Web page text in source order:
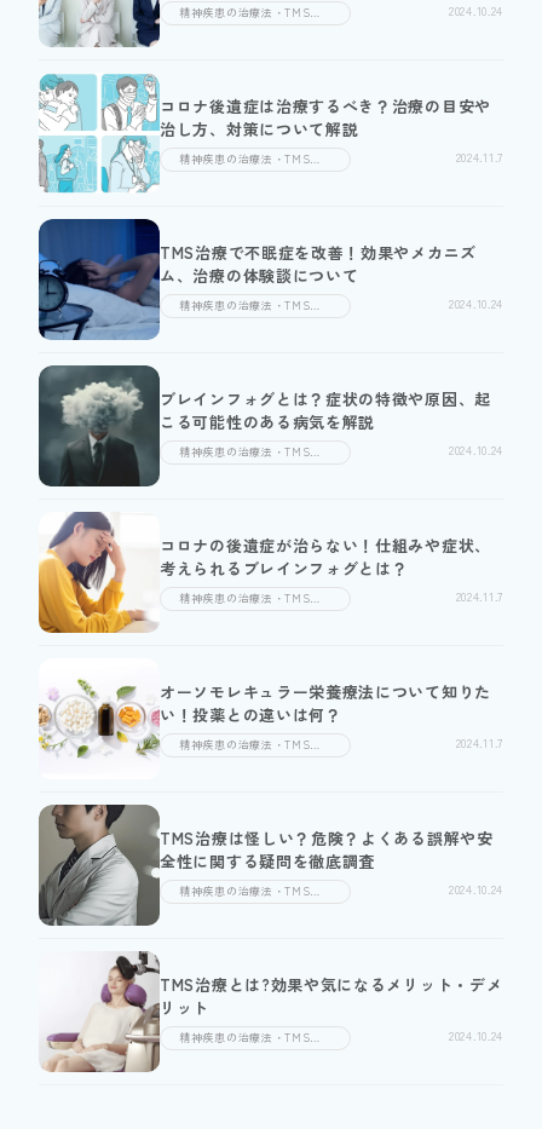
適用条件があるため、保険適用での治療はなかなか受けられないのが現
状です。
身体を傷つけず副作用も少ない治療方法のため、近年では薬物治療に抵
抗のある方や薬物治療を受けても効果のなかった方にも選ばれる選択肢
の一つとなっています。ぜひ、本コラムを参考にしてみてください。
精神疾患の治療法・TMS治
療
2024.10.24
コロナ後遺症は治療するべき？治療の目安や
治し方、対策について解説
精神疾患の治療法・TMS治
療
2024.11.7
TMS治療で不眠症を改善！効果やメカニズ
ム、治療の体験談について
精神疾患の治療法・TMS治
療
2024.10.24
ブレインフォグとは？症状の特徴や原因、起
こる可能性のある病気を解説
精神疾患の治療法・TMS治
療
2024.10.24
コロナの後遺症が治らない！仕組みや症状、
考えられるブレインフォグとは？
精神疾患の治療法・TMS治
療
2024.11.7
オーソモレキュラー栄養療法について知りた
い！投薬との違いは何？
精神疾患の治療法・TMS治
療
2024.11.7
TMS治療は怪しい？危険？よくある誤解や安
全性に関する疑問を徹底調査
精神疾患の治療法・TMS治
療
2024.10.24
TMS治療とは?効果や気になるメリット・デメ
リット
精神疾患の治療法・TMS治
療
2024.10.24